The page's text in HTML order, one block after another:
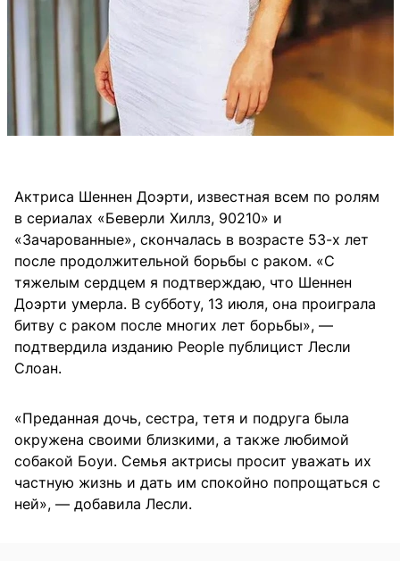
Актриса Шеннен Доэрти, известная всем по ролям
в сериалах «Беверли Хиллз, 90210» и
«Зачарованные», скончалась в возрасте 53-х лет
после продолжительной борьбы с раком. «С
тяжелым сердцем я подтверждаю, что Шеннен
Доэрти умерла. В субботу, 13 июля, она проиграла
битву с раком после многих лет борьбы», —
подтвердила изданию People публицист Лесли
Слоан.
«Преданная дочь, сестра, тетя и подруга была
окружена своими близкими, а также любимой
собакой Боуи. Семья актрисы просит уважать их
частную жизнь и дать им спокойно попрощаться с
ней», — добавила Лесли.